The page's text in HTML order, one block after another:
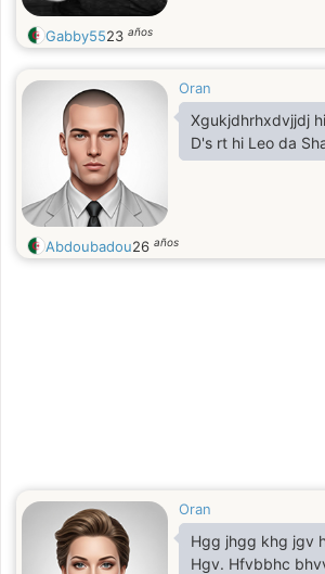
Gabby5523 años
Oran
Xgukjdhrhxdvjjdj
D's rt hi Leo da
Abdoubadou26 años
Oran
Hgg jhgg khg jgv
Hgv. Hfvbbhc